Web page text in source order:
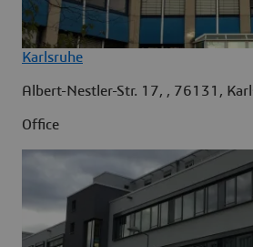
Karlsruhe
Albert-Nestler-Str. 17, , 76131,
Office